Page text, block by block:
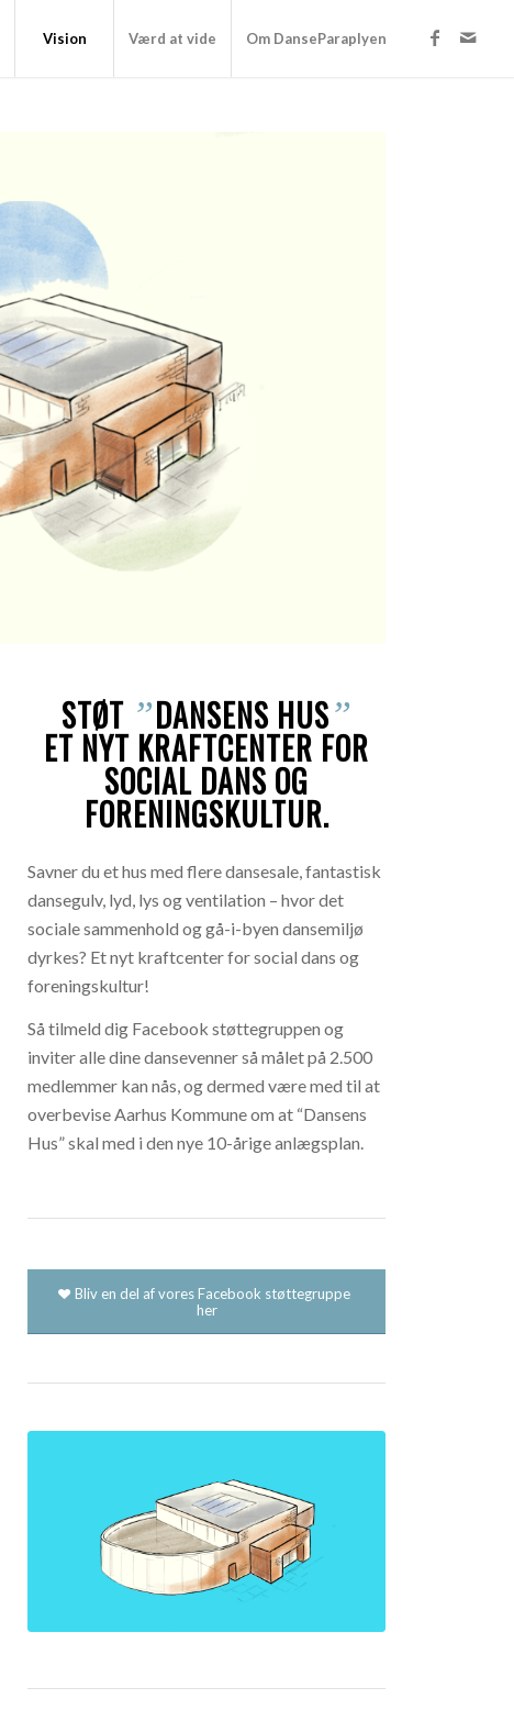
Vision Værd at vide Om DanseParaplyen
STØT ”DANSENS HUS”
ET NYT KRAFTCENTER FOR
SOCIAL DANS OG
FORENINGSKULTUR.
Savner du et hus med flere dansesale, fantastisk
dansegulv, lyd, lys og ventilation – hvor det
sociale sammenhold og gå-i-byen dansemiljø
dyrkes? Et nyt kraftcenter for social dans og
foreningskultur!
Så tilmeld dig Facebook støttegruppen og
inviter alle dine dansevenner så målet på 2.500
medlemmer kan nås, og dermed være med til at
overbevise Aarhus Kommune om at “Dansens
Hus” skal med i den nye 10-årige anlægsplan.
Bliv en del af vores Facebook støttegruppe
her